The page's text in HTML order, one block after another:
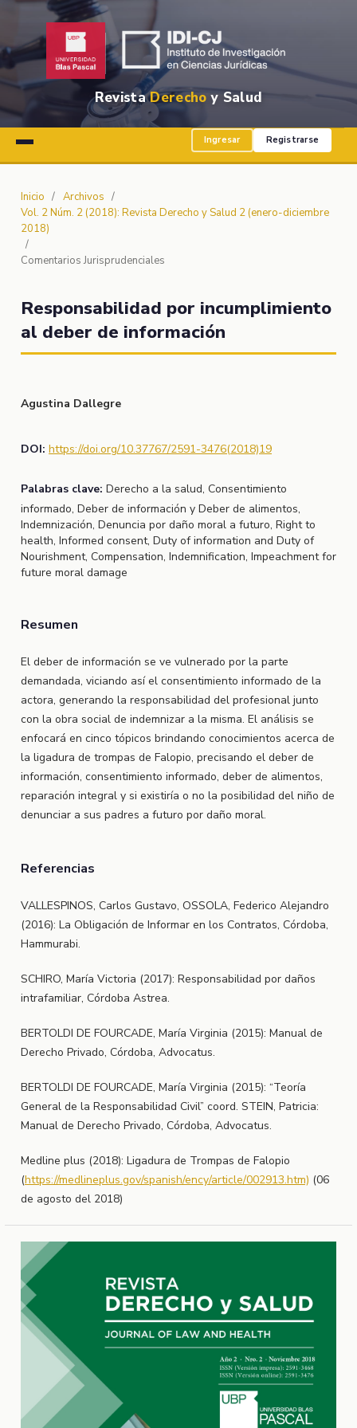
RevistaDerecho y Salud
Ingresar Registrarse
Inicio / Archivos /
Vol. 2 Núm. 2 (2018): Revista Derecho y Salud 2 (enero-diciembre
2018)
/
Comentarios Jurisprudenciales
Responsabilidad por incumplimiento
al deber de información
Agustina Dallegre
DOI: https://doi.org/10.37767/2591-3476(2018)19
Palabras clave: Derecho a la salud, Consentimiento
informado, Deber de información y Deber de alimentos,
Indemnización, Denuncia por daño moral a futuro, Right to
health, Informed consent, Duty of information and Duty of
Nourishment, Compensation, Indemnification, Impeachment for
future moral damage
Resumen
El deber de información se ve vulnerado por la parte
demandada, viciando así el consentimiento informado de la
actora, generando la responsabilidad del profesional junto
con la obra social de indemnizar a la misma. El análisis se
enfocará en cinco tópicos brindando conocimientos acerca de
la ligadura de trompas de Falopio, precisando el deber de
información, consentimiento informado, deber de alimentos,
reparación integral y si existiría o no la posibilidad del niño de
denunciar a sus padres a futuro por daño moral.
Referencias
VALLESPINOS, Carlos Gustavo, OSSOLA, Federico Alejandro
(2016): La Obligación de Informar en los Contratos, Córdoba,
Hammurabi.
SCHIRO, María Victoria (2017): Responsabilidad por daños
intrafamiliar, Córdoba Astrea.
BERTOLDI DE FOURCADE, María Virginia (2015): Manual de
Derecho Privado, Córdoba, Advocatus.
BERTOLDI DE FOURCADE, María Virginia (2015): “Teoría
General de la Responsabilidad Civil” coord. STEIN, Patricia:
Manual de Derecho Privado, Córdoba, Advocatus.
Medline plus (2018): Ligadura de Trompas de Falopio
(https://medlineplus.gov/spanish/ency/article/002913.htm) (06
de agosto del 2018)